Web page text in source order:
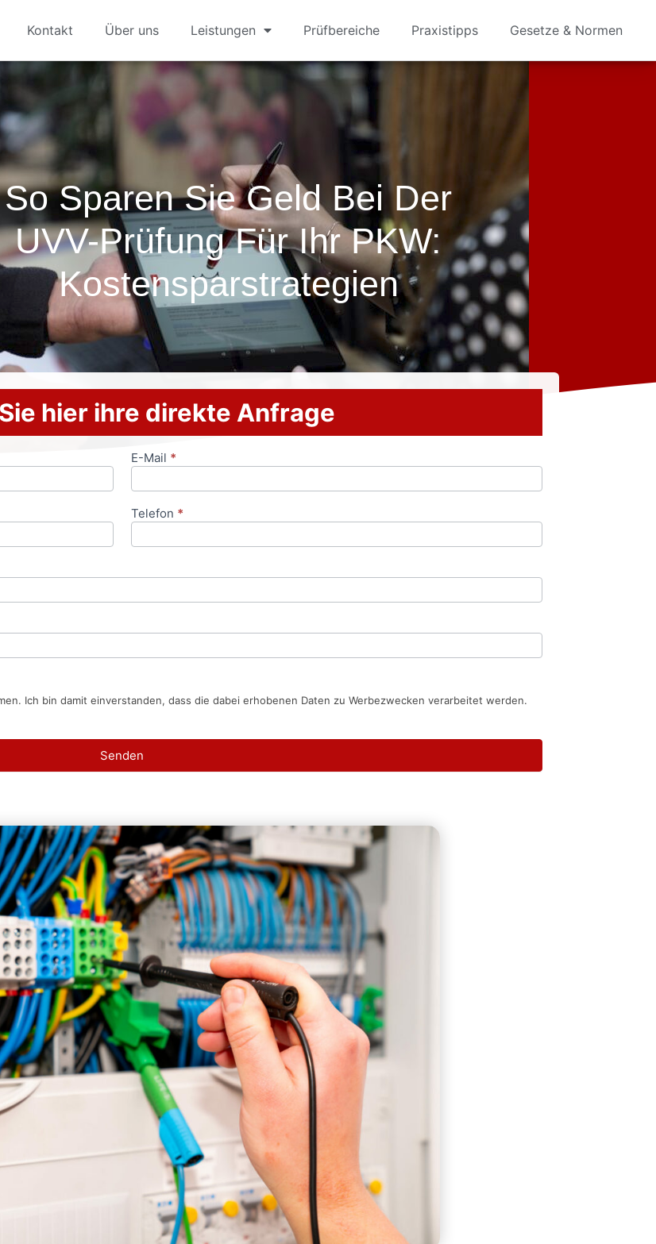
Kontakt Über uns Leistungen Prüfbereiche Praxistipps Gesetze & Normen
So Sparen Sie Geld Bei Der
UVV-Prüfung Für Ihr PKW:
Kostensparstrategien
hier ihre direkte Anfrage
E-Mail *
Telefon *
Ich bin damit einverstanden, dass die dabei erhobenen Daten zu Werbezwecken verarbeitet werden.
Senden